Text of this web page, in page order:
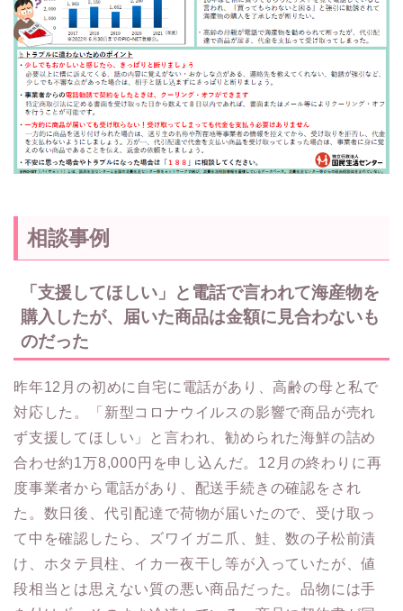
相談事例
「支援してほしい」と電話で言われて海産物を
購入したが、届いた商品は金額に見合わないも
のだった
昨年12月の初めに自宅に電話があり、高齢の母と私で
対応した。「新型コロナウイルスの影響で商品が売れ
ず支援してほしい」と言われ、勧められた海鮮の詰め
合わせ約1万8,000円を申し込んだ。12月の終わりに再
度事業者から電話があり、配送手続きの確認をされ
た。数日後、代引配達で荷物が届いたので、受け取っ
て中を確認したら、ズワイガニ爪、鮭、数の子松前漬
け、ホタテ貝柱、イカ一夜干し等が入っていたが、値
段相当とは思えない質の悪い商品だった。品物には手